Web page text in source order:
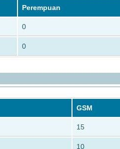
Perempuan
0
0
GSM
15
10